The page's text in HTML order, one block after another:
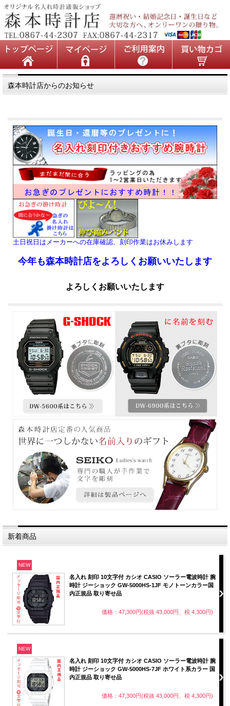
森本時計店からのお知らせ
土日祝日はメーカーへの在庫確認、刻印作業はお休みします
今年も森本時計店をよろしくお願いいたします
よろしくお願いいたします
新着商品
NEW
名入れ 刻印 10文字付 カシオ CASIO ソーラー電波時計 腕
時計 ジーショック GW-5000HS-1JF モノトーンカラー国
内正規品 取り寄せ品
価格：47,300円(税抜 43,000円、税 4,300円)
NEW
名入れ 刻印 10文字付 カシオ CASIO ソーラー電波時計 腕
時計 ジーショック GW-5000HS-7JF ホワイト系カラー 国
内正規品 取り寄せ品
価格：47,300円(税抜 43,000円、税 4,300円)